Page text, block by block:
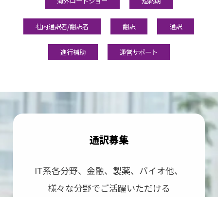
社内通訳者/翻訳者 翻訳 通訳
進行補助 運営サポート
通訳募集
IT系各分野、⾦融、製薬、バイオ他、
様々な分野でご活躍いただける